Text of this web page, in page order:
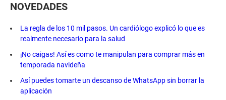
NOVEDADES
La regla de los 10 mil pasos. Un cardiólogo explicó lo que es
realmente necesario para la salud
¡No caigas! Así es como te manipulan para comprar más en
temporada navideña
Así puedes tomarte un descanso de WhatsApp sin borrar la
aplicación